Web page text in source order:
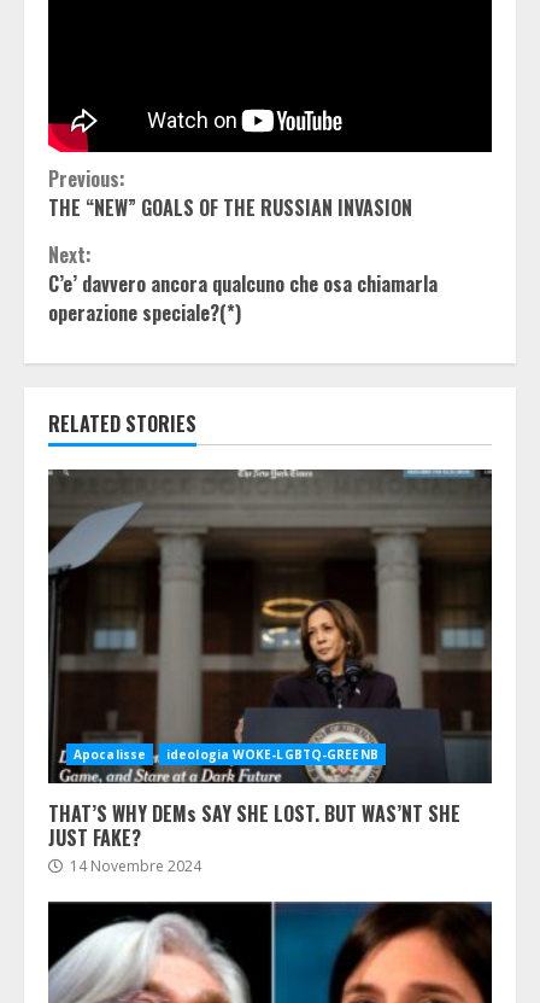
Continue
Reading
Previous:
THE “NEW” GOALS OF THE RUSSIAN INVASION
Next:
C’e’ davvero ancora qualcuno che osa chiamarla
operazione speciale?(*)
RELATED STORIES
Apocalisse ideologia WOKE-LGBTQ-GREENB
THAT’S WHY DEMs SAY SHE LOST. BUT WAS’NT SHE
JUST FAKE?
14 Novembre 2024